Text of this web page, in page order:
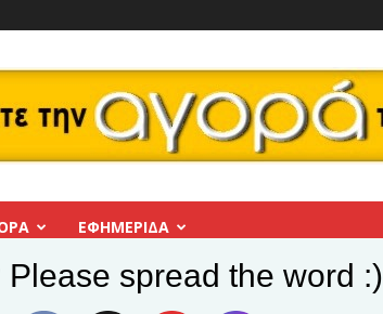
ΕΦΗΜΕΡΊΔΑ
spread the word :)